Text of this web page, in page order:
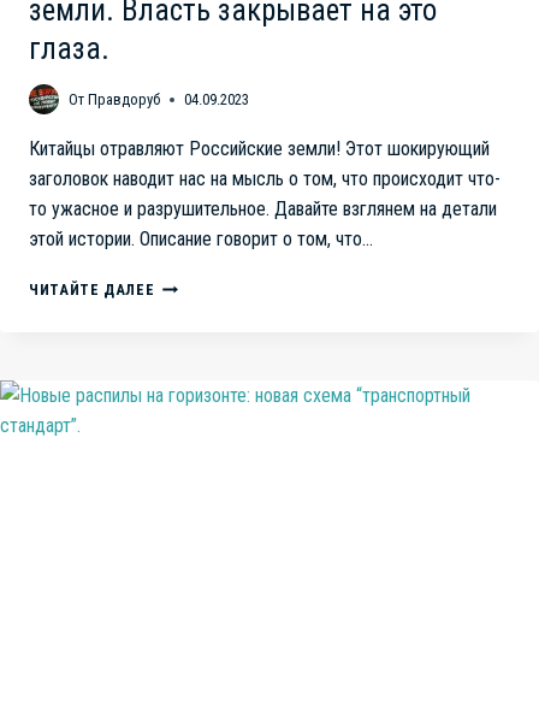
земли. Власть закрывает на это
глаза.
От Правдоруб 04.09.2023
Китайцы отравляют Российские земли! Этот шокирующий
заголовок наводит нас на мысль о том, что происходит что-
то ужасное и разрушительное. Давайте взглянем на детали
этой истории. Описание говорит о том, что…
ЧИТАЙТЕ ДАЛЕЕ КИТАЙЦЫ
ЗАКРЫВАЕТ